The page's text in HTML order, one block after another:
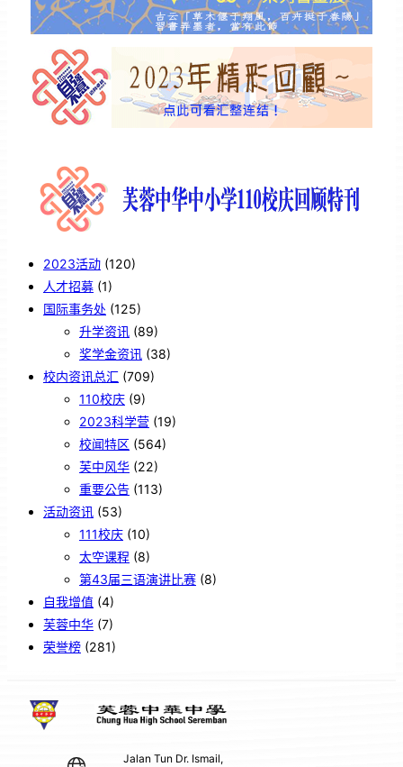
2023活动 (120)
人才招募 (1)
国际事务处 (125)
升学资讯 (89)
奖学金资讯 (38)
校内资讯总汇 (709)
110校庆 (9)
2023科学营 (19)
校闻特区 (564)
芙中风华 (22)
重要公告 (113)
活动资讯 (53)
111校庆 (10)
太空课程 (8)
第43届三语演讲比赛 (8)
自我增值 (4)
芙蓉中华 (7)
荣誉榜 (281)
Jalan Tun Dr. Ismail,